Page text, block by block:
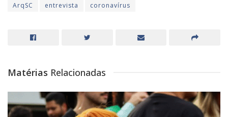
ArqSC
entrevista coronavírus
Matérias Relacionadas